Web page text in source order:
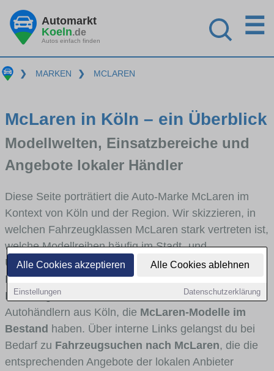
Alle Cookies akzeptieren Alle Cookies ablehnen
Einstellungen Datenschutzerklärung
Automarkt
Koeln.de
Autos einfach finden
☰
❯ MARKEN ❯ MCLAREN
McLaren in Köln – ein Überblick
Modellwelten, Einsatzbereiche und
Angebote lokaler Händler
Diese Seite porträtiert die Auto-Marke McLaren im
Kontext von Köln und der Region. Wir skizzieren, in
welchen Fahrzeugklassen McLaren stark vertreten ist,
welche Modellreihen häufig im Stadt- und
Umlandverkehr zu sehen sind und für welche
Fahrertypen die Marke interessant ist. Viele
Fahrzeuge stammen von Autohäusern und
Autohändlern aus Köln, die McLaren-Modelle im
Bestand haben. Über interne Links gelangst du bei
Bedarf zu Fahrzeugsuchen nach McLaren, die die
entsprechenden Angebote der lokalen Anbieter